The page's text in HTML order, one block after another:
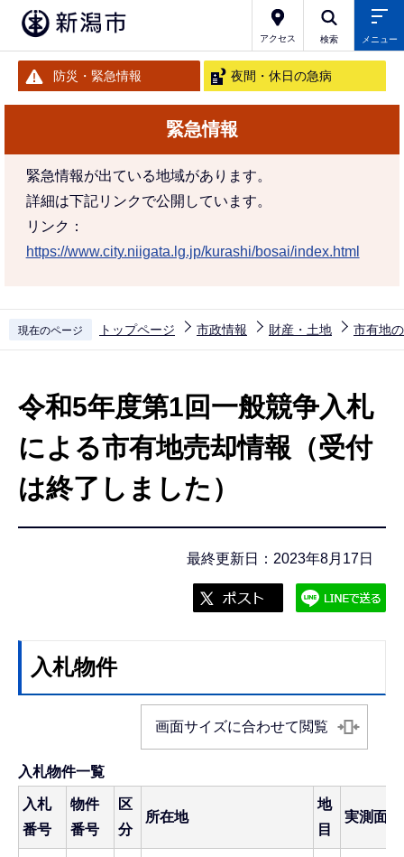
アクセス 検索 メニュー
防災・緊急情報 夜間・休日の急病
緊急情報
緊急情報が出ている地域があります。
詳細は下記リンクで公開しています。
リンク：
https://www.city.niigata.lg.jp/kurashi/bosai/index.html
現在のページ トップページ 市政情報 財産・土地 市有地
令和5年度第1回一般競争入札
による市有地売却情報（受付
は終了しました）
最終更新日：2023年8月17日
入札物件
画面サイズに合わせて閲覧
入札物件一覧
入札
番号
物件
番号
区
分
所在地
地
目
実測面積